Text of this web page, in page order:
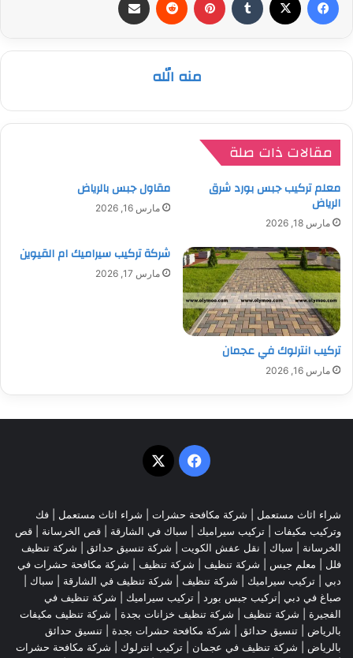
منه الله
مقالات ذات صلة
معلم تركيب جبس بورد شرق
الرياض
مارس 18, 2026
مقاول جبس بالرياض
مارس 16, 2026
تركيب انترلوك في عجمان
مارس 16, 2026
شركة تركيب سيراميك ام القيوين
مارس 17, 2026
فيسبوك
‫X
شراء اثاث مستعمل شركة مكافحة حشرات شراء اثاث مستعمل
فك
وتركيب مكيفات | تركيب سيراميك | سباك في الشارقة قص الخرسانة | قص
الخرسانة | سباك نقل عفش الكويت شركة تنسيق حدائق
شركة تنظيف
فلل
معلم جبس شركة تنظيف شركة تنظيف
شركة مكافحة حشرات في
دبي
تركيب سيراميك شركة تنظيف شركة تنظيف في الشارقة | سباك |
صباغ في دبي |تركيب جبس بورد | تركيب سيراميك
شركة تنظيف في
الفجيرة
شركة تنظيف شركة تنظيف خزانات بجدة
شركة تنظيف مكيفات
بالرياض
تنسيق حدائق شركة مكافحة حشرات بجدة
تنسيق حدائق
بالرياض
شركة تنظيف في عجمان | تركيب انترلوك | شركة مكافحة حشرات